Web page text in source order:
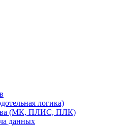
логика)
(МК, ПЛИС, ПЛК)
данных